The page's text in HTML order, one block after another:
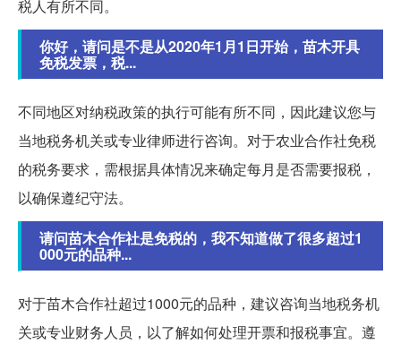
税人有所不同。
你好，请问是不是从2020年1月1日开始，苗木开具
免税发票，税...
不同地区对纳税政策的执行可能有所不同，因此建议您与
当地税务机关或专业律师进行咨询。对于农业合作社免税
的税务要求，需根据具体情况来确定每月是否需要报税，
以确保遵纪守法。
请问苗木合作社是免税的，我不知道做了很多超过1
000元的品种...
对于苗木合作社超过1000元的品种，建议咨询当地税务机
关或专业财务人员，以了解如何处理开票和报税事宜。遵